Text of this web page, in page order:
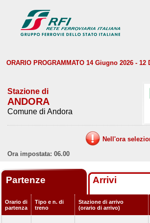
ORARIO PROGRAMMATO 14 Giugno 2026 - 12
Stazione di
ANDORA
Comune di Andora
Nell'ora
Ora impostata: 06.00
Partenze Arrivi
Orario di
partenza
Tipo e n. di
treno
Stazione di arrivo
(orario di arrivo)